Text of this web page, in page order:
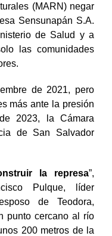
(MARN) negar
Sensunapán S.A.
de Salud y a
las comunidades
de 2021, pero
más ante la presión
2023, la Cámara
de San Salvador
la represa”,
Pulque, líder
de Teodora,
punto cercano al río
200 metros de la